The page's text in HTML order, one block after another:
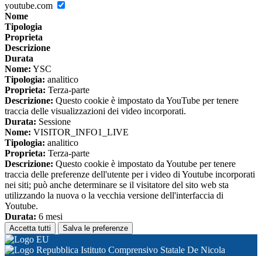
youtube.com
Nome
Tipologia
Proprieta
Descrizione
Durata
Nome: YSC
Tipologia: analitico
Proprieta: Terza-parte
Descrizione: Questo cookie è impostato da YouTube per tenere
traccia delle visualizzazioni dei video incorporati.
Durata: Sessione
Nome: VISITOR_INFO1_LIVE
Tipologia: analitico
Proprieta: Terza-parte
Descrizione: Questo cookie è impostato da Youtube per tenere
traccia delle preferenze dell'utente per i video di Youtube incorporati
nei siti; può anche determinare se il visitatore del sito web sta
utilizzando la nuova o la vecchia versione dell'interfaccia di
Youtube.
Durata: 6 mesi
Accetta tutti Salva le preferenze
Istituto Comprensivo Statale De Nicola